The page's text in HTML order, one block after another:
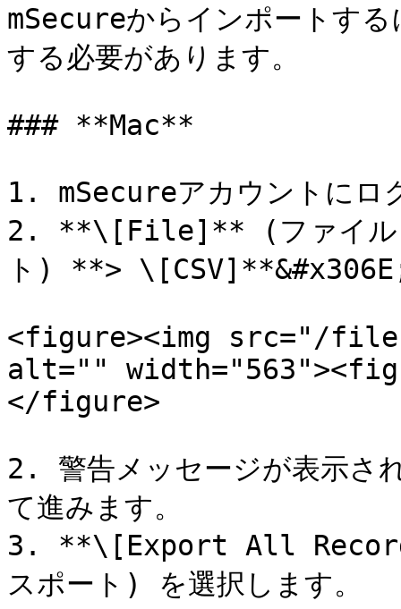
mSecureからインポートす
する必要があります。
### **Mac**
1. mSecureアカウントにロ
2. **\[File]** (ファイ
ト) **> \[CSV]**&#x306E;
<figure><img src="/files/
alt=""
</figure>
2. 警告メッセージが表示
て進みます。
3. **\[Export All
スポート) を選択します。